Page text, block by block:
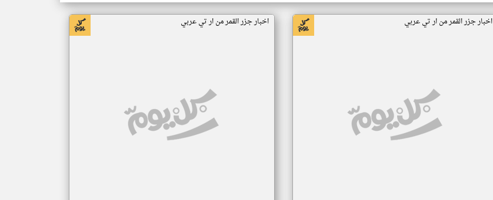
اخبار جزر القمر من ار تي عربي اخبار جزر القمر من ار تي عربي